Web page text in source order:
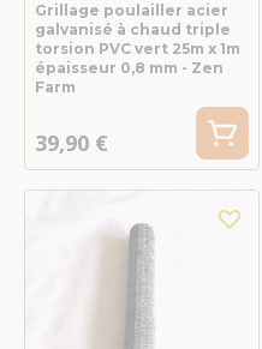
Grillage poulailler acier
galvanisé à chaud triple
torsion PVC vert 25m x 1m
épaisseur 0,8 mm - Zen
Farm
39,90 €